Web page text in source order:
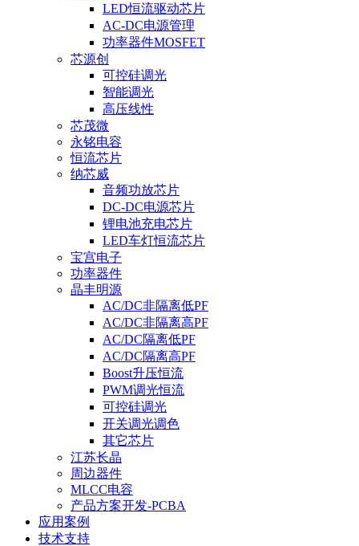
LED恒流驱动芯片
AC-DC电源管理
功率器件MOSFET
芯源创
可控硅调光
智能调光
高压线性
芯茂微
永铭电容
恒流芯片
纳芯威
音频功放芯片
DC-DC电源芯片
锂电池充电芯片
LED车灯恒流芯片
宝宫电子
功率器件
晶丰明源
AC/DC非隔离低PF
AC/DC非隔离高PF
AC/DC隔离低PF
AC/DC隔离高PF
Boost升压恒流
PWM调光恒流
可控硅调光
开关调光调色
其它芯片
江苏长晶
周边器件
MLCC电容
产品方案开发-PCBA
应用案例
技术支持